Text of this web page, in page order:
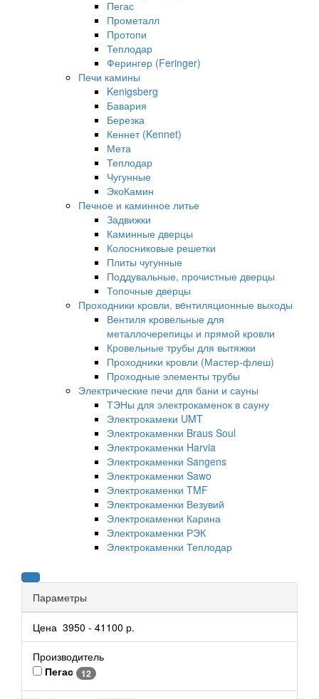
Пегас
Прометалл
Протопи
Теплодар
Ферингер (Feringer)
Печи камины
Kenigsberg
Бавария
Березка
Кеннет (Kennet)
Мета
Теплодар
Чугунные
ЭкоКамин
Печное и каминное литье
Задвижки
Каминные дверцы
Колосниковые решетки
Плиты чугунные
Поддувальные, прочистные дверцы
Топочные дверцы
Проходники кровли, вeнтиляционные выходы
Вентиля кровельные для
металлочерепицы и прямой кровли
Кровельные трубы для вытяжки
Проходники кровли (Мастер-флеш)
Проходные элементы трубы
Электрические печи для бани и сауны
ТЭНы для электрокаменок в сауну
Электрокамеки UMT
Электрокаменки Braus Soul
Электрокаменки Harvia
Электрокаменки Sangens
Электрокаменки Sawo
Электрокаменки TMF
Электрокаменки Везувий
Электрокаменки Карина
Электрокаменки РЭК
Электрокаменки Теплодар
Параметры
Цена 3950 - 41100 р.
Производитель
Пегас
12